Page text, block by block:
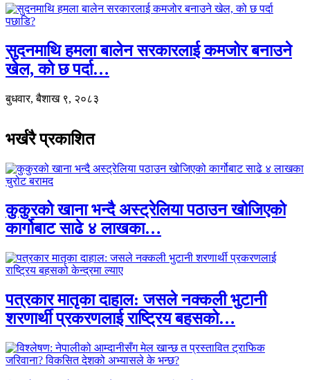
सुदनमाथि हमला बालेन सरकारलाई कमजोर बनाउने
खेल, को छ पर्दा…
बुधवार, बैशाख ९, २०८३
भर्खरै प्रकाशित
कुकुरको खाना भन्दै अस्ट्रेलिया पठाउन खोजिएको
कार्गोबाट साढे ४ लाखका…
पत्रकार मातृका दाहाल: जसले नक्कली भुटानी
शरणार्थी प्रकरणलाई राष्ट्रिय बहसको…